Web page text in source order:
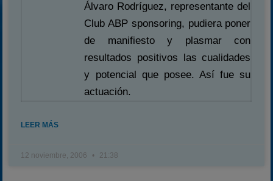
Álvaro Rodríguez, representante del
Club ABP sponsoring, pudiera poner
de manifiesto y plasmar con
resultados positivos las cualidades
y potencial que posee. Así fue su
actuación.
LEER MÁS
12 noviembre, 2006 21:38